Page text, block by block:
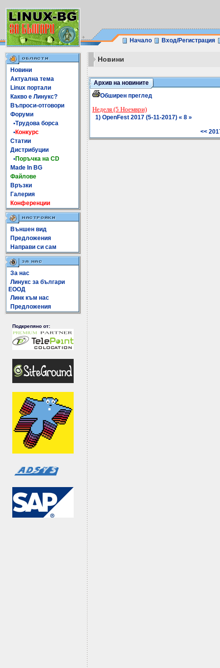
Начало Вход/Регистрация
Новини
Актуална тема
Linux портали
Какво е Линукс?
Въпроси-отговори
Форуми
•Трудова борса
•Конкурс
Статии
Дистрибуции
•Поръчка на CD
Made In BG
Файлове
Връзки
Галерия
Конференции
Външен вид
Предложения
Направи си сам
За нас
Линукс за българи
ЕООД
Линк към нас
Предложения
Подкрепяно от:
Новини
Архив на новините
Обширен преглед
Неделя (5 Ноември)
1) OpenFest 2017 (5-11-2017) « 8 »
<<